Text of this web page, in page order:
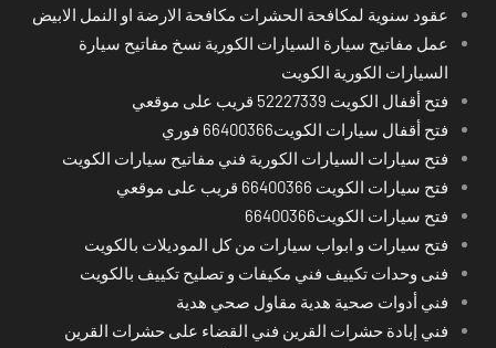
عقود سنوية لمكافحة الحشرات مكافحة الارضة او النمل الابيض
عمل مفاتيح سيارة السيارات الكورية نسخ مفاتيح سيارة
السيارات الكورية الكويت
فتح أقفال الكويت 52227339 قريب على موقعي
فتح أقفال سيارات الكويت66400366 فوري
فتح سيارات السيارات الكورية فني مفاتيح سيارات الكويت
فتح سيارات الكويت 66400366 قريب على موقعي
فتح سيارات الكويت66400366
فتح سيارات و ابواب سيارات من كل الموديلات بالكويت
فنى وحدات تكييف فني مكيفات و تصليح تكييف بالكويت
فني أدوات صحية هدية مقاول صحي هدية
فني إبادة حشرات القرين فني القضاء على حشرات القرين